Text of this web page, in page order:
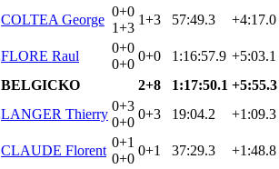
COLTEA George
0+0
1+3
1+3 57:49.3 +4:17.0
FLORE Raul
0+0
0+0
0+0 1:16:57.9 +5:03.1
BELGICKO 2+8 1:17:50.1 +5:55.3
LANGER Thierry
0+3
0+0
0+3 19:04.2 +1:09.3
CLAUDE Florent
0+1
0+0
0+1 37:29.3 +1:48.8